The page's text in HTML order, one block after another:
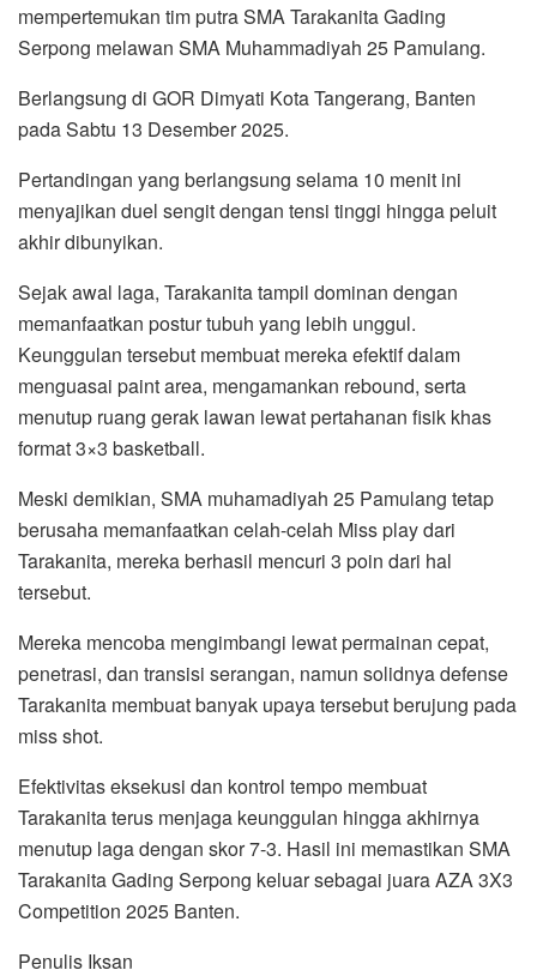
mempertemukan tim putra SMA Tarakanita Gading
Serpong melawan SMA Muhammadiyah 25 Pamulang.
Berlangsung di GOR Dimyati Kota Tangerang, Banten
pada Sabtu 13 Desember 2025.
Pertandingan yang berlangsung selama 10 menit ini
menyajikan duel sengit dengan tensi tinggi hingga peluit
akhir dibunyikan.
Sejak awal laga, Tarakanita tampil dominan dengan
memanfaatkan postur tubuh yang lebih unggul.
Keunggulan tersebut membuat mereka efektif dalam
menguasai paint area, mengamankan rebound, serta
menutup ruang gerak lawan lewat pertahanan fisik khas
format 3×3 basketball.
Meski demikian, SMA muhamadiyah 25 Pamulang tetap
berusaha memanfaatkan celah-celah Miss play dari
Tarakanita, mereka berhasil mencuri 3 poin dari hal
tersebut.
Mereka mencoba mengimbangi lewat permainan cepat,
penetrasi, dan transisi serangan, namun solidnya defense
Tarakanita membuat banyak upaya tersebut berujung pada
miss shot.
Efektivitas eksekusi dan kontrol tempo membuat
Tarakanita terus menjaga keunggulan hingga akhirnya
menutup laga dengan skor 7-3. Hasil ini memastikan SMA
Tarakanita Gading Serpong keluar sebagai juara AZA 3X3
Competition 2025 Banten.
Penulis Iksan